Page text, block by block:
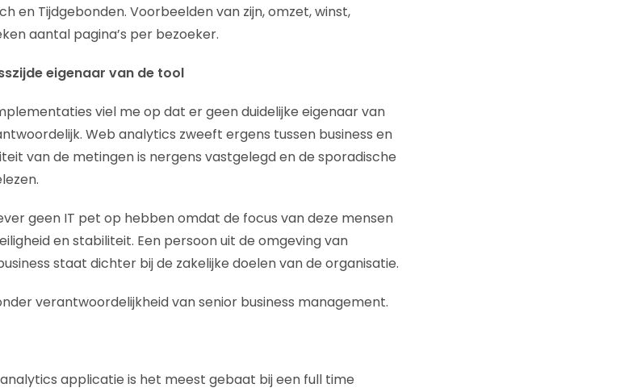
en Tijdgebonden. Voorbeelden van zijn, omzet, winst,
aantal pagina’s per bezoeker.
eigenaar van de tool
viel me op dat er geen duidelijke eigenaar van
Web analytics zweeft ergens tussen business en
van de metingen is nergens vastgelegd en de sporadische
geen IT pet op hebben omdat de focus van deze mensen
en stabiliteit. Een persoon uit de omgeving van
staat dichter bij de zakelijke doelen van de organisatie.
verantwoordelijkheid van senior business management.
applicatie is het meest gebaat bij een full time